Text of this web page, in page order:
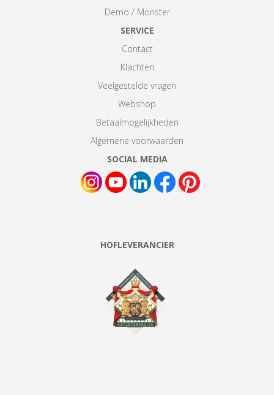
Demo / Monster
SERVICE
Contact
Klachten
Veelgestelde vragen
Webshop
Betaalmogelijkheden
Algemene voorwaarden
SOCIAL MEDIA
HOFLEVERANCIER